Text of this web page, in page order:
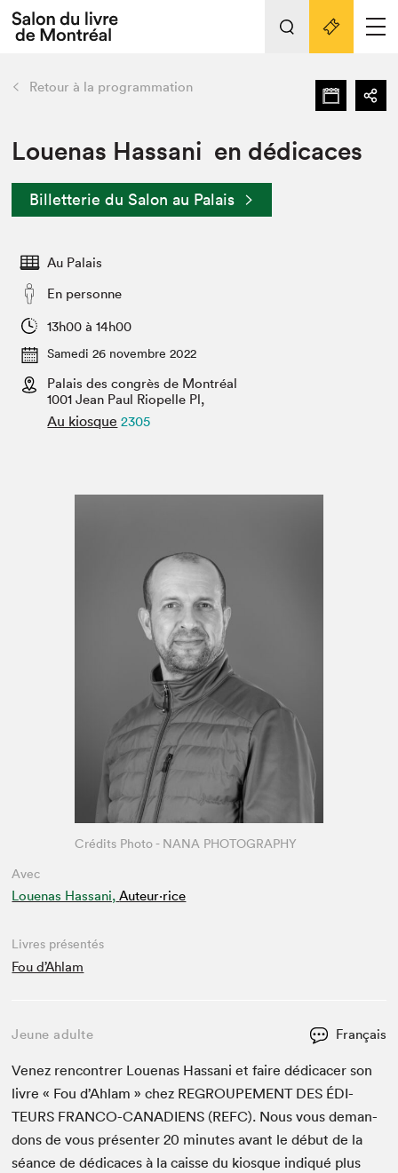
Espace exposant⋅e⋅s
Espace enseignant·e·s
Espace médias
L'événement
Préparer sa visite au Salon
Actualités
SLM PRO
retour Nos activités
Préparer sa visite
Salon dans la ville et en ligne
Projets partenaires
Liens pratiques
Retour à la programmation
Louenas Hassani en dédicaces
Billetterie du Salon au Palais
Au Palais
En personne
13h00 à 14h00
Samedi 26 novembre 2022
Palais des congrès de Montréal
1001 Jean Paul Riopelle Pl,
Au kiosque 2305
Avec
Louenas Hassani, Auteur·rice
Crédits Photo - NANA PHOTOGRAPHY
Livres présentés
Fou d’Ahlam
Jeune adulte Français
Venez ren­con­tr­er Loue­nas Has­sani et faire dédi­cac­er son
livre « Fou d’Ahlam » chez REGROUPE­MENT DES ÉDI­
TEURS FRAN­CO-CANA­DI­ENS (REFC). Nous vous deman­
dons de vous présen­ter20 min­utes avant le début de la
séance de dédi­caces à la caisse du kiosque indiqué plus